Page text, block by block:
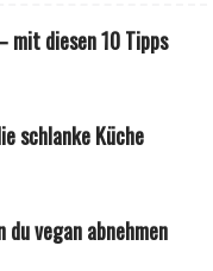
mit diesen 10 Tipps
schlanke Küche
vegan abnehmen